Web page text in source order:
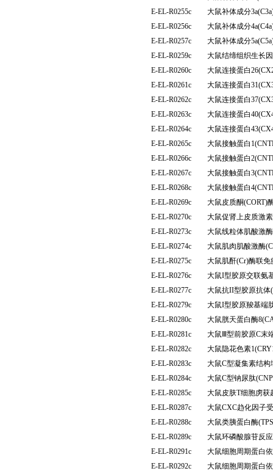
E-EL-R0255c
大鼠补体成分
E-EL-R0256c
大鼠补体成分
E-EL-R0257c
大鼠补体成分
E-EL-R0259c
大鼠结缔组织生长
E-EL-R0260c
大鼠连接蛋白
E-EL-R0261c
大鼠连接蛋白
E-EL-R0262c
大鼠连接蛋白
E-EL-R0263c
大鼠连接蛋白
E-EL-R0264c
大鼠连接蛋白
E-EL-R0265c
大鼠接触蛋白
E-EL-R0266c
大鼠接触蛋白
E-EL-R0267c
大鼠接触蛋白
E-EL-R0268c
大鼠接触蛋白
E-EL-R0269c
大鼠皮质酮(CORT)
E-EL-R0270c
大鼠促肾上皮质激
E-EL-R0273c
大鼠线粒体肌酸激
E-EL-R0274c
大鼠肌肉肌酸激酶
E-EL-R0275c
大鼠肌酐(Cr)酶联
E-EL-R0276c
大鼠I型胶原交联氨
E-EL-R0277c
大鼠抗II型胶原抗体
E-EL-R0279c
大鼠I型胶原羧基端
E-EL-R0280c
大鼠胱天蛋白酶
E-EL-R0281c
大鼠Ⅲ型前胶原C末
E-EL-R0282c
大鼠隐花色素
E-EL-R0283c
大鼠C型凝集素结构
E-EL-R0284c
大鼠C型钠尿肽
E-EL-R0285c
大鼠皮肤T细胞虏获
E-EL-R0287c
大鼠CXC趋化因子
E-EL-R0288c
大鼠类胰蛋白酶
E-EL-R0289c
大鼠环磷酸腺苷反
E-EL-R0291c
大鼠细胞周期蛋白
E-EL-R0292c
大鼠细胞周期蛋白